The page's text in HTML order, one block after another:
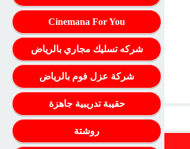
Cinemana For You
شركه تسليك مجاري بالرياض
شركة عزل فوم بالرياض
حقيبة تدريبية جاهزة
روشتة